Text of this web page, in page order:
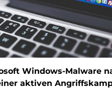
Windows-Malware
aktiven